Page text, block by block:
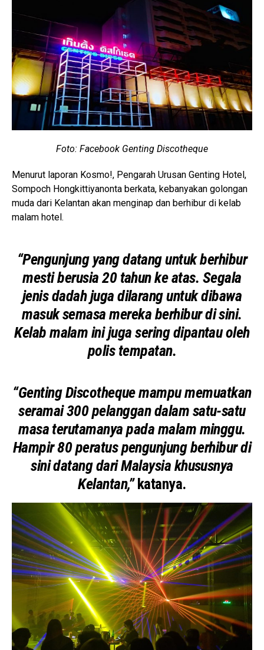
Foto: Facebook Genting Discotheque
Menurut laporan Kosmo!, Pengarah Urusan Genting Hotel,
Sompoch Hongkittiyanonta berkata, kebanyakan golongan
muda dari Kelantan akan menginap dan berhibur di kelab
malam hotel.
“Pengunjung yang datang untuk berhibur
mesti berusia 20 tahun ke atas. Segala
jenis dadah juga dilarang untuk dibawa
masuk semasa mereka berhibur di sini.
Kelab malam ini juga sering dipantau oleh
polis tempatan.
“Genting Discotheque mampu memuatkan
seramai 300 pelanggan dalam satu-satu
masa terutamanya pada malam minggu.
Hampir 80 peratus pengunjung berhibur di
sini datang dari Malaysia khususnya
Kelantan,”katanya.